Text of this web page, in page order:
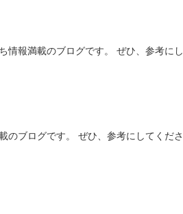
情報満載のブログです。 ぜひ、参考にし
のブログです。 ぜひ、参考にしてくださ